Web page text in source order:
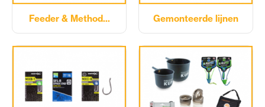
Feeder & Method... Gemonteerde lijnen